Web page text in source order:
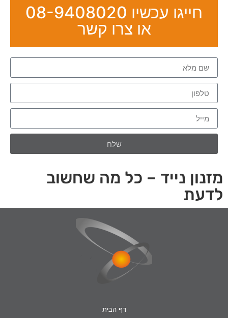
חייגו עכשיו 08-9408020
או צרו קשר
שלח
מזנון נייד – כל מה שחשוב
לדעת
דף הבית